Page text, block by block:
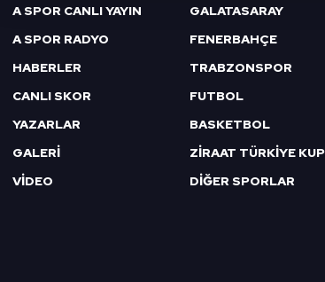
Çerezlere ilişkin tercihlerinizi aşağıda yer alan
6698 sayılı Kişisel Verilerin Korunması Kanunu
mevzuata uygun olarak kullanılan çerezlerle ilgili
A SPOR CANLI YAYIN
A SPOR RADYO
HABERLER
CANLI SKOR
YAZARLAR
GALERİ
VİDEO
GALATASARAY
FENERBAHÇE
TRABZONSPOR
FUTBOL
BASKETBOL
DİĞER SPORLAR